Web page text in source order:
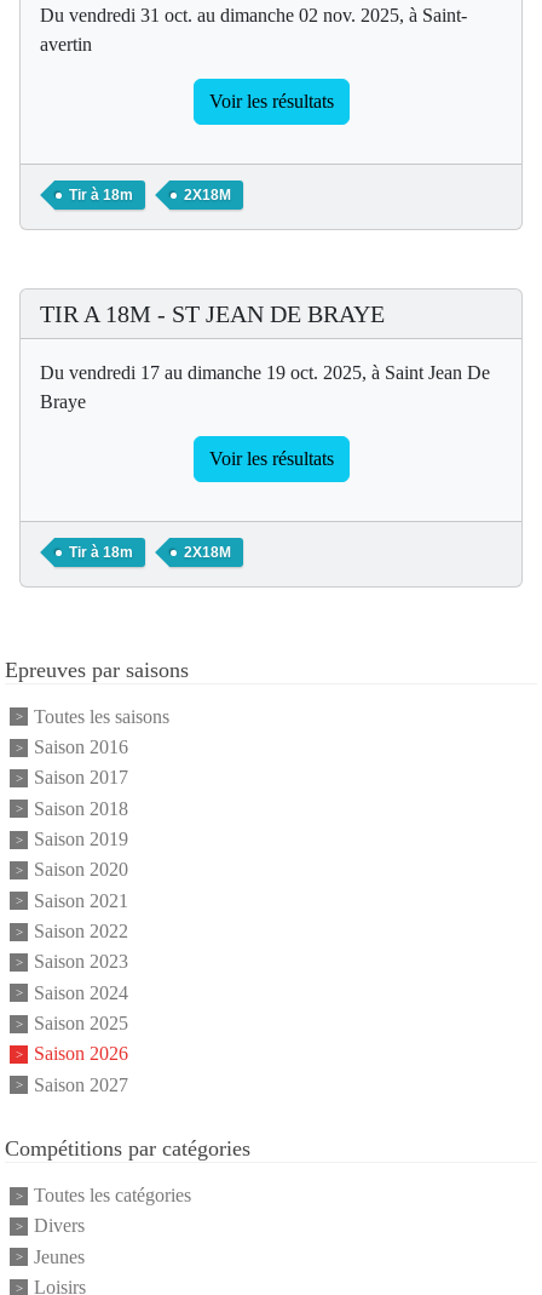
Du vendredi 31 oct. au dimanche 02 nov. 2025, à Saint-
avertin
Voir les résultats
Tir à 18m 2X18M
TIR A 18M - ST JEAN DE BRAYE
Du vendredi 17 au dimanche 19 oct. 2025, à Saint Jean De
Braye
Voir les résultats
Tir à 18m 2X18M
Epreuves par saisons
Toutes les saisons
Saison 2016
Saison 2017
Saison 2018
Saison 2019
Saison 2020
Saison 2021
Saison 2022
Saison 2023
Saison 2024
Saison 2025
Saison 2026
Saison 2027
Compétitions par catégories
Toutes les catégories
Divers
Jeunes
Loisirs